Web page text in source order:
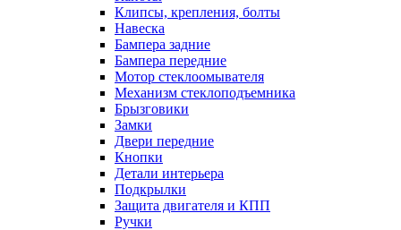
Клипсы, крепления, болты
Навеска
Бампера задние
Бампера передние
Мотор стеклоомывателя
Механизм стеклоподъемника
Брызговики
Замки
Двери передние
Кнопки
Детали интерьера
Подкрылки
Защита двигателя и КПП
Ручки